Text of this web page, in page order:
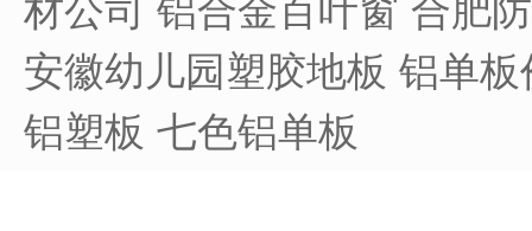
安徽幼儿园塑胶地板 铝单
铝塑板 七色铝单板